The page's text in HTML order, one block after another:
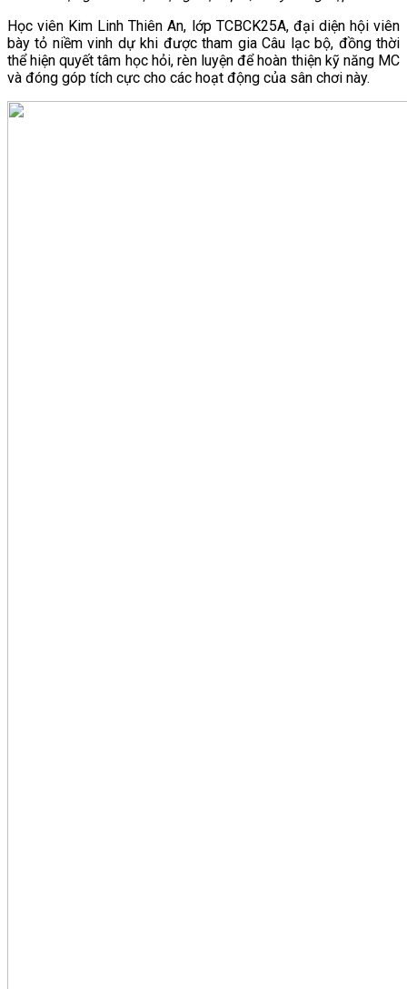
Học viên Kim Linh Thiên An, lớp TCBCK25A, đại diện hội viên
bày tỏ niềm vinh dự khi được tham gia Câu lạc bộ, đồng thời
thể hiện quyết tâm học hỏi, rèn luyện để hoàn thiện kỹ năng MC
và đóng góp tích cực cho các hoạt động của sân chơi này.